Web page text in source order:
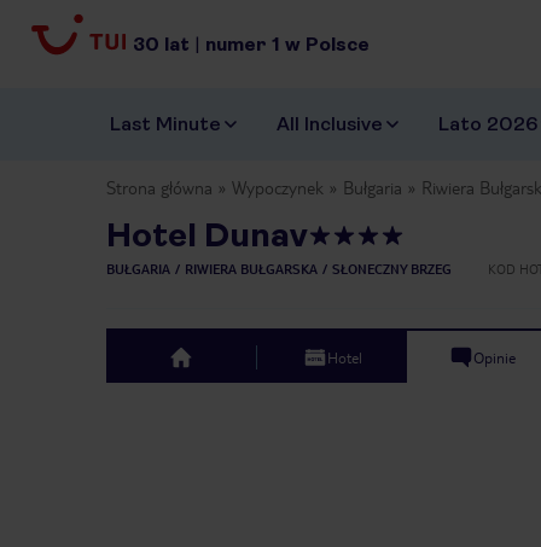
30 lat | numer 1 w Polsce
Last Minute All Inclusive Lato 2026
Strona główna Wypoczynek Bułgaria Riwiera
Hotel Dunav
BUŁGARIA RIWIERA BUŁGARSKA SŁONECZNY BRZEG KOD
top Hotel Opinie